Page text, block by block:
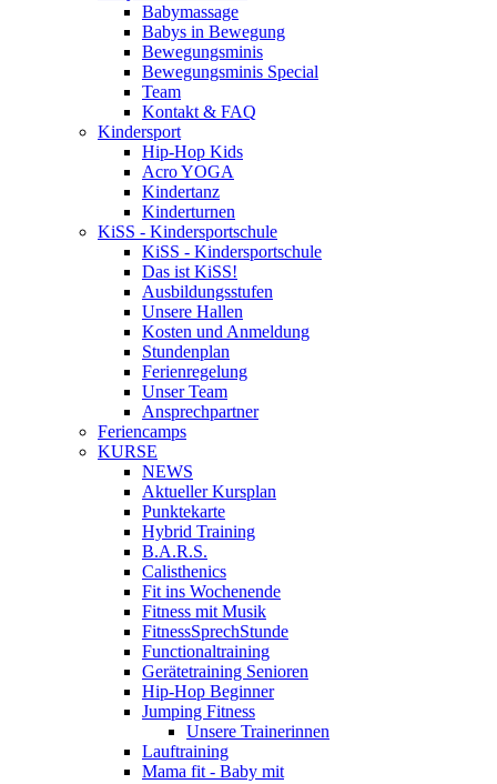
Babymassage
Babys in Bewegung
Bewegungsminis
Bewegungsminis Special
Team
Kontakt & FAQ
Kindersport
Hip-Hop Kids
Acro YOGA
Kindertanz
Kinderturnen
KiSS - Kindersportschule
KiSS - Kindersportschule
Das ist KiSS!
Ausbildungsstufen
Unsere Hallen
Kosten und Anmeldung
Stundenplan
Ferienregelung
Unser Team
Ansprechpartner
Feriencamps
KURSE
NEWS
Aktueller Kursplan
Punktekarte
Hybrid Training
B.A.R.S.
Calisthenics
Fit ins Wochenende
Fitness mit Musik
FitnessSprechStunde
Functionaltraining
Gerätetraining Senioren
Hip-Hop Beginner
Jumping Fitness
Unsere Trainerinnen
Lauftraining
Mama fit - Baby mit